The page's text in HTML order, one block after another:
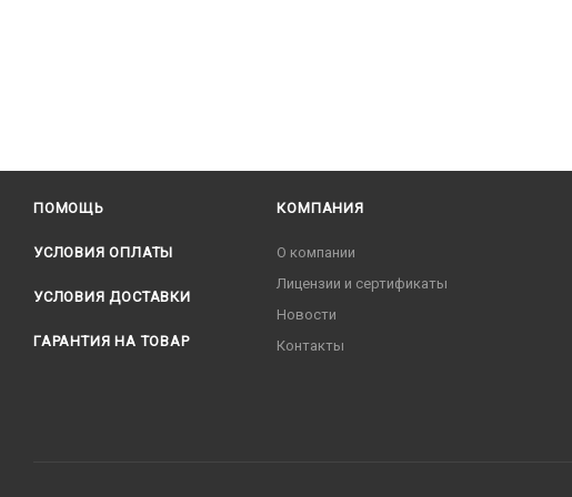
ПОМОЩЬ
УСЛОВИЯ ОПЛАТЫ
УСЛОВИЯ ДОСТАВКИ
ГАРАНТИЯ НА ТОВАР
КОМПАНИЯ
О компании
Лицензии и сертификаты
Новости
Контакты